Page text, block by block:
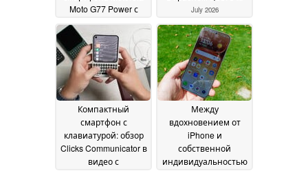
Moto G77 Power с
емкостью 7 000 мА·ч
и разъемом для
наушников 3,5 мм02
July 2026
July 2026
Компактный
смартфон с
клавиатурой: обзор
Clicks Communicator в
видео с
Между
вдохновением от
iPhone и
собственной
индивидуальностью